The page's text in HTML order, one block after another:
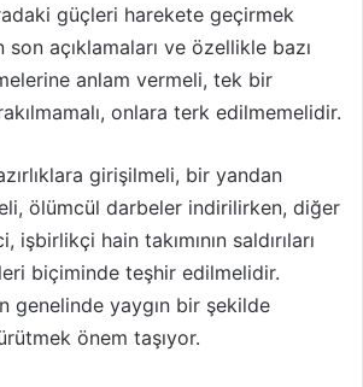
güçleri harekete geçirmek
son açıklamaları ve özellikle bazı
anlam vermeli, tek bir
onlara terk edilmemelidir.
girişilmeli, bir yandan
ölümcül darbeler indirilirken, diğer
hain takımının saldırıları
biçiminde teşhir edilmelidir.
genelinde yaygın bir şekilde
önem taşıyor.